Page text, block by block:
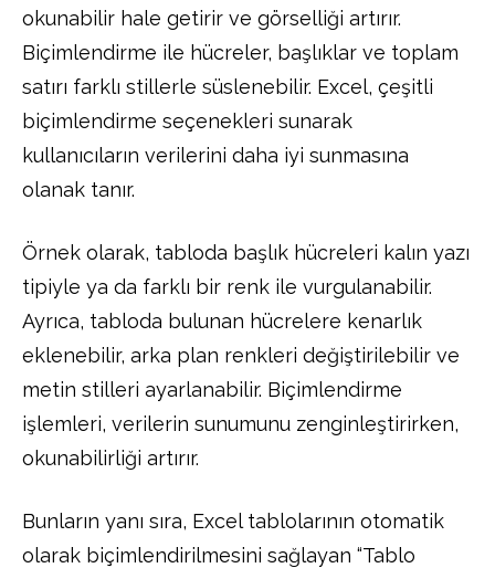
okunabilir hale getirir ve görselliği artırır.
Biçimlendirme ile hücreler, başlıklar ve toplam
satırı farklı stillerle süslenebilir. Excel, çeşitli
biçimlendirme seçenekleri sunarak
kullanıcıların verilerini daha iyi sunmasına
olanak tanır.
Örnek olarak, tabloda başlık hücreleri kalın yazı
tipiyle ya da farklı bir renk ile vurgulanabilir.
Ayrıca, tabloda bulunan hücrelere kenarlık
eklenebilir, arka plan renkleri değiştirilebilir ve
metin stilleri ayarlanabilir. Biçimlendirme
işlemleri, verilerin sunumunu zenginleştirirken,
okunabilirliği artırır.
Bunların yanı sıra, Excel tablolarının otomatik
olarak biçimlendirilmesini sağlayan “Tablo